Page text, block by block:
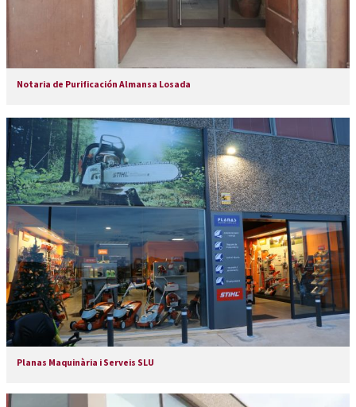
Notaria de Purificación Almansa Losada
Planas Maquinària i Serveis SLU